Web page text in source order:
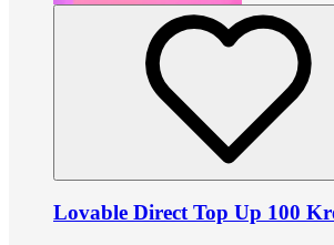
Lovable Direct Top Up 100